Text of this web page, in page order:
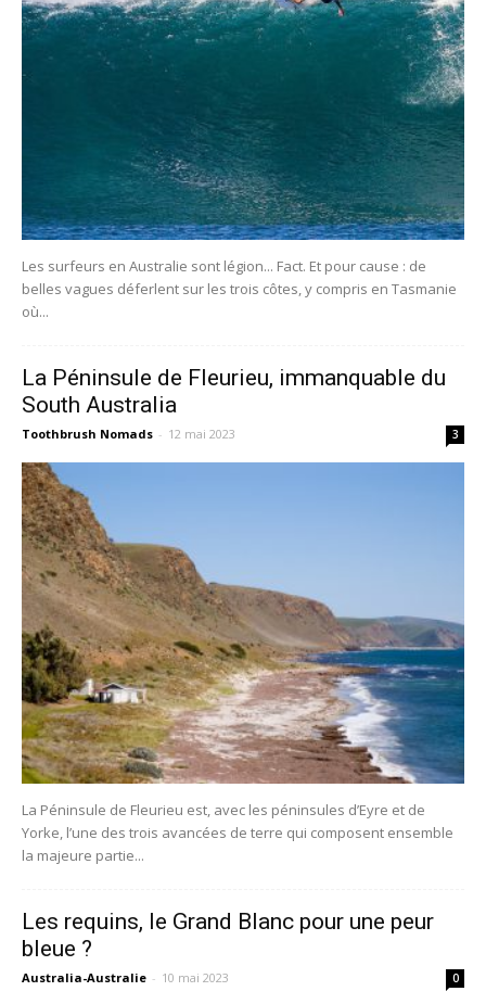
Les surfeurs en Australie sont légion... Fact. Et pour cause : de
belles vagues déferlent sur les trois côtes, y compris en Tasmanie
où...
La Péninsule de Fleurieu, immanquable du
South Australia
Toothbrush Nomads - 12 mai 2023 3
La Péninsule de Fleurieu est, avec les péninsules d’Eyre et de
Yorke, l’une des trois avancées de terre qui composent ensemble
la majeure partie...
Les requins, le Grand Blanc pour une peur
bleue ?
Australia-Australie - 10 mai 2023 0